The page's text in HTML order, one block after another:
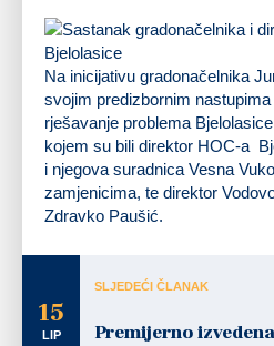
Na inicijativu gradonačelnika
svojim predizbornim
rješavanje problema
kojem su bili direktor HOC-a
i njegova suradnica Vesna
zamjenicima, te direktor
Zdravko Paušić.
15
LIP
SLJEDEĆI ČLANAK
Premijerno